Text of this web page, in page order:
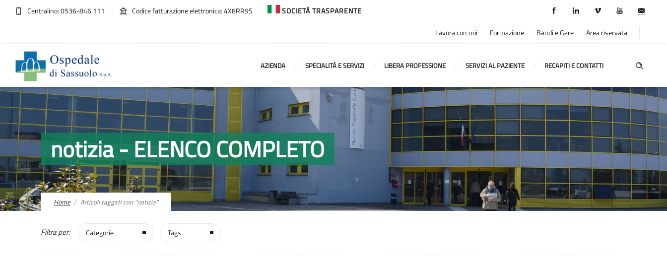
Centralino: 0536-846.111 Codice fatturazione elettronica: 4X8RR9S SOCIETÀ TRASPARENTE
Lavora con noi Formazione Bandi e Gare Area riservata
AZIENDA SPECIALITÀ E SERVIZI LIBERA PROFESSIONE SERVIZI AL PAZIENTE RECAPITI E CONTATTI
notizia - ELENCO COMPLETO
Home Articoli taggati con "notizia"
Filtra per: Categorie Tags